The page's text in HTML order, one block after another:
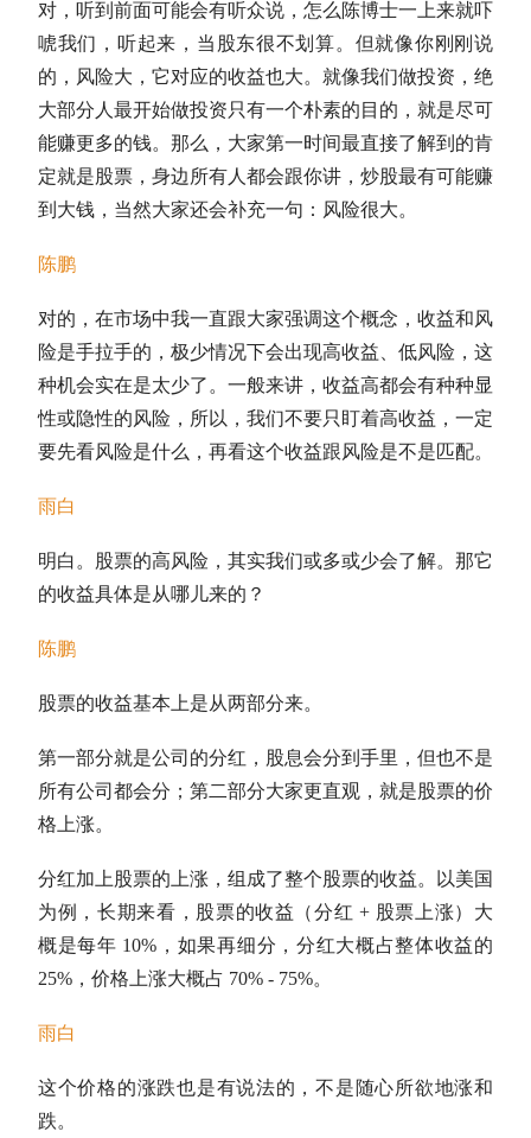
对，听到前面可能会有听众说，怎么陈博士一上来就吓
唬我们，听起来，当股东很不划算。但就像你刚刚说
的，风险大，它对应的收益也大。就像我们做投资，绝
大部分人最开始做投资只有一个朴素的目的，就是尽可
能赚更多的钱。那么，大家第一时间最直接了解到的肯
定就是股票，身边所有人都会跟你讲，炒股最有可能赚
到大钱，当然大家还会补充一句：风险很大。
陈鹏
对的，在市场中我一直跟大家强调这个概念，收益和风
险是手拉手的，极少情况下会出现高收益、低风险，这
种机会实在是太少了。一般来讲，收益高都会有种种显
性或隐性的风险，所以，我们不要只盯着高收益，一定
要先看风险是什么，再看这个收益跟风险是不是匹配。
雨白
明白。股票的高风险，其实我们或多或少会了解。那它
的收益具体是从哪儿来的？
陈鹏
股票的收益基本上是从两部分来。
第一部分就是公司的分红 ，股息会分到手里，但也不是
所有公司都会分；第二部分大家更直观，就是股票的价
格上涨。
分红加上股票的上涨，组成了整个股票的收益。以美国
为例，长期来看，股票的收益（分红 + 股票上涨）大
概是每年 10%，如果再细分， 分红大概占整体收益的
25%，价格上涨大概占 70% - 75%。
雨白
这个价格的涨跌也是有说法的，不是随心所欲地涨和
跌。